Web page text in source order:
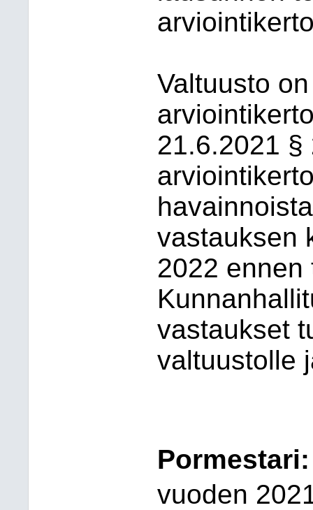
Valtuusto
21.6.2021
vastauksen
2022
vastaukset
valtuustolle
Pormestari
vuoden